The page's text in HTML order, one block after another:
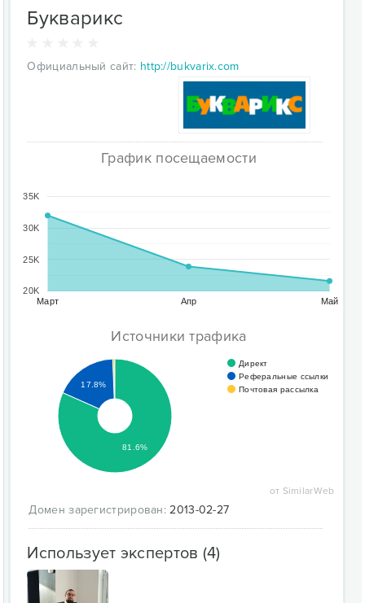
Букварикс
Официальный сайт: http://bukvarix.com
График посещаемости
Март Апр Май
20K
25K
30K
35K
Источники трафика
Директ
Реферальные ссылки
Почтовая рассылка
17.8%
81.6%
от SimilarWeb
Домен зарегистрирован: 2013-02-27
Использует экспертов (4)